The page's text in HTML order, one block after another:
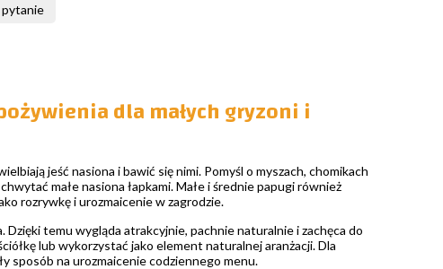
pytanie
dla małych gryzoni i
jeść nasiona i bawić się nimi. Pomyśl o myszach, chomikach
małe nasiona łapkami. Małe i średnie papugi również
rozrywkę i urozmaicenie w zagrodzie.
temu wygląda atrakcyjnie, pachnie naturalnie i zachęca do
lub wykorzystać jako element naturalnej aranżacji. Dla
sposób na urozmaicenie codziennego menu.